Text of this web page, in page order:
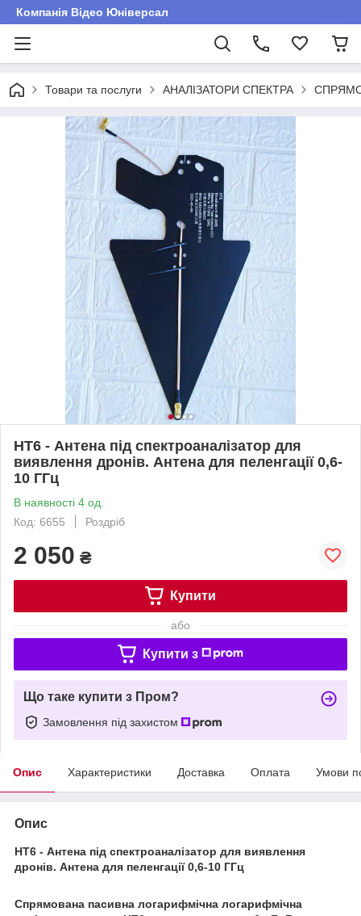
Компанія Відео Юніверсал
Товари та послуги АНАЛІЗАТОРИ СПЕКТРА
HT6 - Антена під спектроаналізатор для
виявлення дронів. Антена для пеленгації 0,6-
10 ГГц
В наявності 4 од.
Код: 6655
Роздріб
2 050 ₴
Купити
або
Купити з
Що таке купити з Пром?
Замовлення під захистом
Опис Характеристики Доставка Оплата Умови
Опис
HT6 - Антена під спектроаналізатор для виявлення
дронів. Антена для пеленгації 0,6-10 ГГц
Спрямована пасивна логарифмічна логарифмічна